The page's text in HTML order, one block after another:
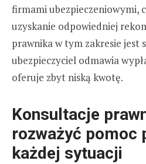
firmami ubezpieczeniowymi,
uzyskanie odpowiedniej
prawnika w tym zakresie jest
ubezpieczyciel odmawia
oferuje zbyt niską kwotę.
Konsultacje
rozważyć pomoc
każdej sytuacji